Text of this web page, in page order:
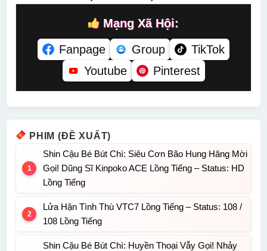
Mạng Xã Hội:
Fanpage
Group
TikTok
Youtube
Pinterest
PHIM (ĐỀ XUẤT)
Shin Cậu Bé Bút Chì: Siêu Cơn Bão Hung Hăng Mời
Gọi! Dũng Sĩ Kinpoko ACE Lồng Tiếng – Status: HD
Lồng Tiếng
Lửa Hận Tình Thù VTC7 Lồng Tiếng – Status: 108 /
108 Lồng Tiếng
Shin Cậu Bé Bút Chì: Huyền Thoại Vẫy Gọi! Nhảy